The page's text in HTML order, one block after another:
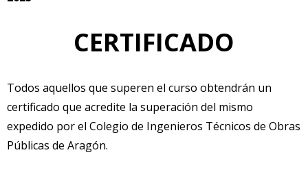
CERTIFICADO
Todos aquellos que superen el curso obtendrán un
certificado que acredite la superación del mismo
expedido por el Colegio de Ingenieros Técnicos de Obras
Públicas de Aragón.